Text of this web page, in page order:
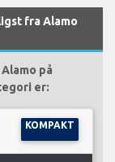
fra Alamo
på
er:
KOMPAKT